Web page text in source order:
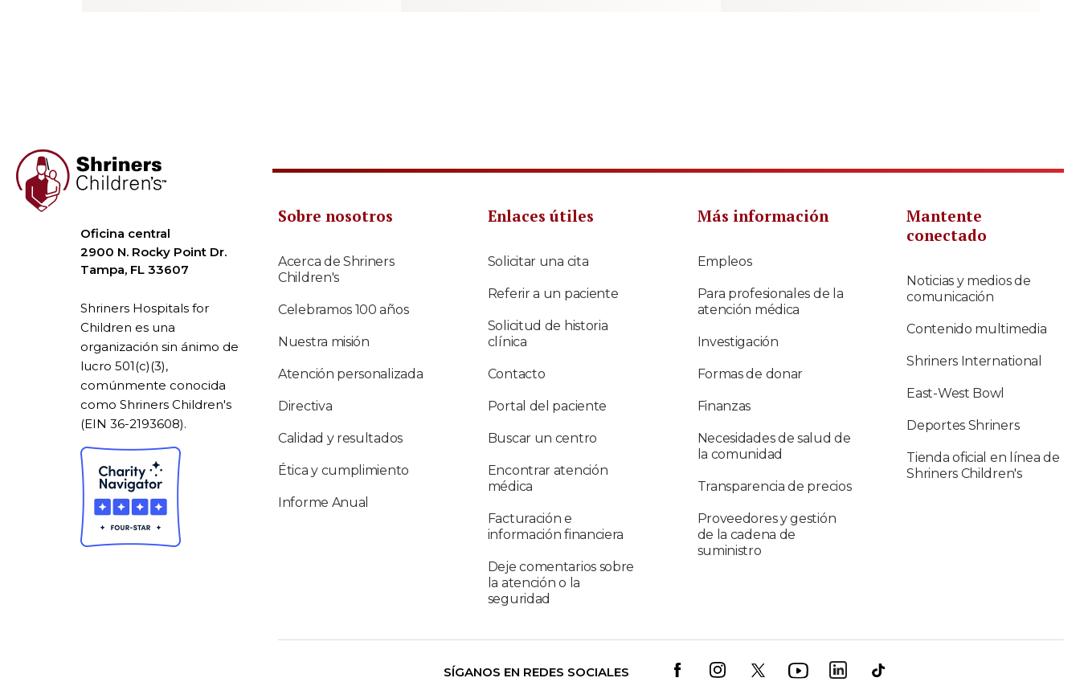
Oficina central
2900 N. Rocky Point Dr.
Tampa, FL 33607
Shriners Hospitals for
Children es una
organización sin ánimo de
lucro 501(c)(3),
comúnmente conocida
como Shriners Children's
(EIN 36-2193608).
Sobre nosotros
Acerca de Shriners
Children's
Celebramos 100 años
Nuestra misión
Atención personalizada
Directiva
Calidad y resultados
Ética y cumplimiento
Informe Anual
Enlaces útiles
Solicitar una cita
Referir a un paciente
Solicitud de historia
clínica
Contacto
Portal del paciente
Buscar un centro
Encontrar atención
médica
Facturación e
información financiera
Deje comentarios sobre
la atención o la
seguridad
Más información
Empleos
Para profesionales de la
atención médica
Investigación
Formas de donar
Finanzas
Necesidades de salud de
la comunidad
Transparencia de precios
Proveedores y gestión
de la cadena de
suministro
Mantente
conectado
Noticias y medios de
comunicación
Contenido multimedia
Shriners International
East-West Bowl
Deportes Shriners
Tienda oficial en línea de
Shriners Children's
SÍGANOS EN REDES SOCIALES